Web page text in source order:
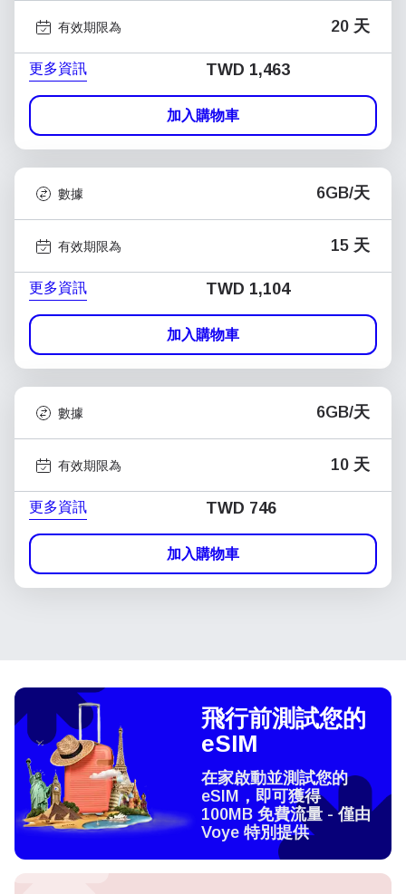
有效期限為 20 天
更多資訊 TWD 1,463
加入購物車
數據 6GB/天
有效期限為 15 天
更多資訊 TWD 1,104
加入購物車
數據 6GB/天
有效期限為 10 天
更多資訊 TWD 746
加入購物車
飛行前測試您的
eSIM
在家啟動並測試您的
eSIM，即可獲得
100MB 免費流量 - 僅由
Voye 特別提供